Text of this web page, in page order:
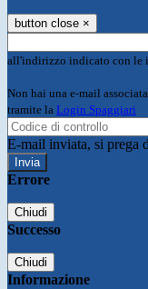
button close ×
all'indirizzo indicato con le
Non hai una e-mail
tramite la Login Spaggiari
E-mail inviata, si prega
Errore
Chiudi
Successo
Chiudi
Informazione